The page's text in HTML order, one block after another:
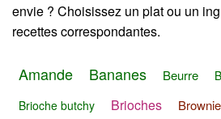
envie ? Choisissez un plat ou un
recettes correspondantes.
Amande Bananes Beurre
Brioche butchy
Brioches